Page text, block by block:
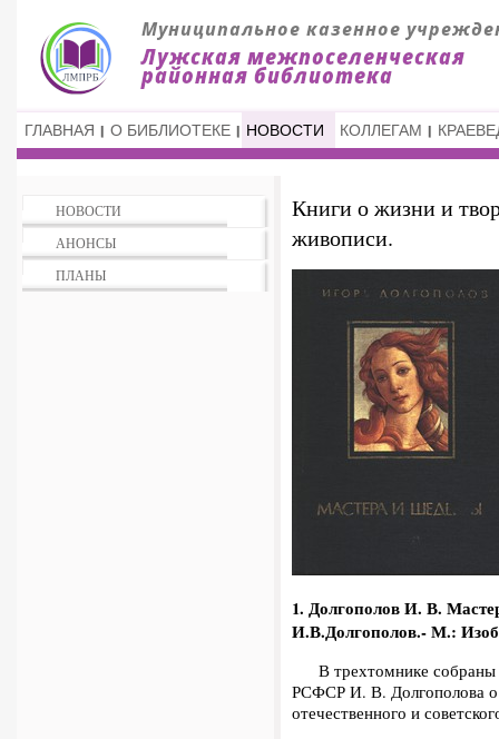
ГЛАВНАЯ О БИБЛИОТЕКЕ НОВОСТИ КОЛЛЕГАМ
НОВОСТИ
АНОНСЫ
ПЛАНЫ
Книги о жизни и
живописи.
1. Долгополов И. В.
И.В.Долгополов.- М.:
В трехтомнике собраны
РСФСР И. В. Долгополова
отечественного и